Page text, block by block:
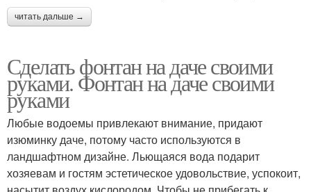
читать дальше →
Сделать фонтан на даче своими
руками. Фонтан на даче своими
руками
Любые водоемы привлекают внимание, придают
изюминку даче, потому часто используются в
ландшафтном дизайне. Льющаяся вода подарит
хозяевам и гостям эстетическое удовольствие, успокоит,